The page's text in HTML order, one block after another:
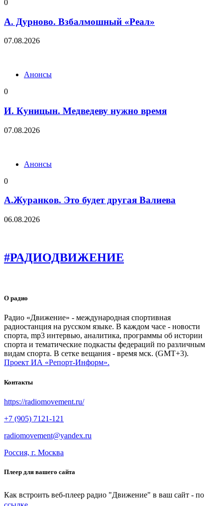
0
А. Дурново. Взбалмошный «Реал»
07.08.2026
Анонсы
0
И. Куницын. Медведеву нужно время
07.08.2026
Анонсы
0
А.Журанков. Это будет другая Валиева
06.08.2026
#РАДИОДВИЖЕНИЕ
О радио
Радио «Движение» - международная спортивная
радиостанция на русском языке. В каждом часе - новости
спорта, mp3 интервью, аналитика, программы об истории
спорта и тематические подкасты федераций по различным
видам спорта. В сетке вещания - время мск. (GMT+3).
Проект ИА «Репорт-Информ».
Контакты
https://radiomovement.ru/
+7 (905) 7121-121
radiomovement@yandex.ru
Россия, г. Москва
Плеер для вашего сайта
Как встроить веб-плеер радио "Движение" в ваш сайт - по